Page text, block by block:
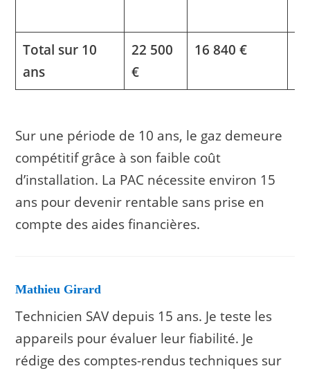
Total sur 10
ans
22 500
€
16 840 €
Sur une période de 10 ans, le gaz demeure
compétitif grâce à son faible coût
d’installation. La PAC nécessite environ 15
ans pour devenir rentable sans prise en
compte des aides financières.
Mathieu Girard
Technicien SAV depuis 15 ans. Je teste les
appareils pour évaluer leur fiabilité. Je
rédige des comptes-rendus techniques sur